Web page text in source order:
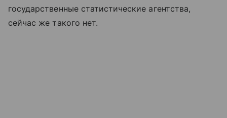
государственные статистические агентства,
сейчас же такого нет.